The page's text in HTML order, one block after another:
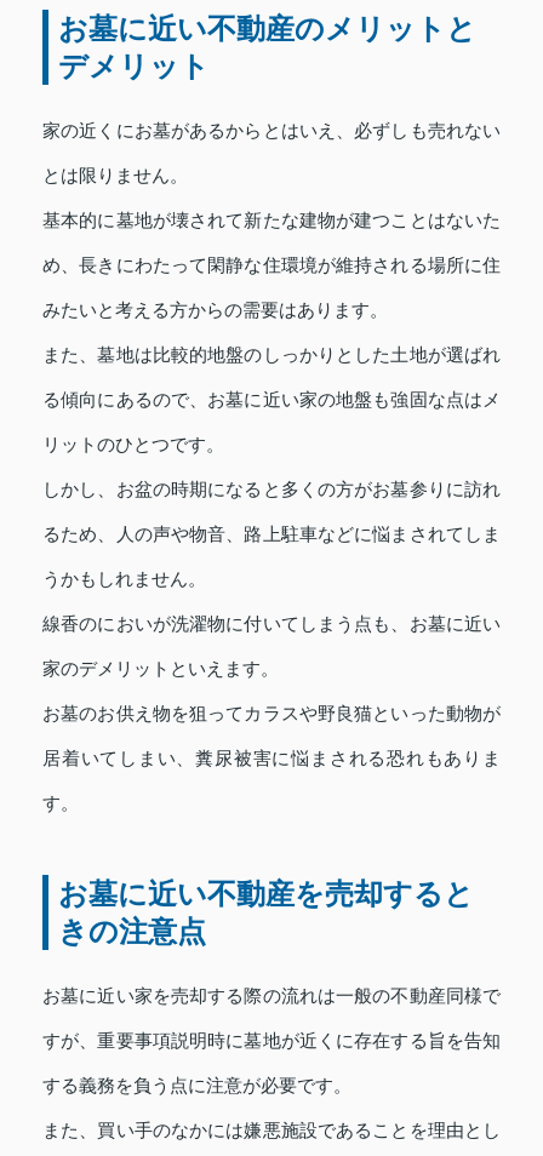
お墓に近い不動産のメリットと
デメリット
家の近くにお墓があるからとはいえ、必ずしも売れない
とは限りません。
基本的に墓地が壊されて新たな建物が建つことはないた
め、長きにわたって閑静な住環境が維持される場所に住
みたいと考える方からの需要はあります。
また、墓地は比較的地盤のしっかりとした土地が選ばれ
る傾向にあるので、お墓に近い家の地盤も強固な点はメ
リットのひとつです。
しかし、お盆の時期になると多くの方がお墓参りに訪れ
るため、人の声や物音、路上駐車などに悩まされてしま
うかもしれません。
線香のにおいが洗濯物に付いてしまう点も、お墓に近い
家のデメリットといえます。
お墓のお供え物を狙ってカラスや野良猫といった動物が
居着いてしまい、糞尿被害に悩まされる恐れもありま
す。
お墓に近い不動産を売却すると
きの注意点
お墓に近い家を売却する際の流れは一般の不動産同様で
すが、重要事項説明時に墓地が近くに存在する旨を告知
する義務を負う点に注意が必要です。
また、買い手のなかには嫌悪施設であることを理由とし